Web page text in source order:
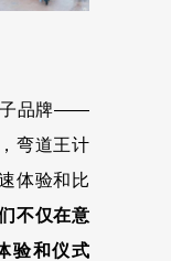
子品牌——
弯道王计
体验和比
不仅在意
验和仪式